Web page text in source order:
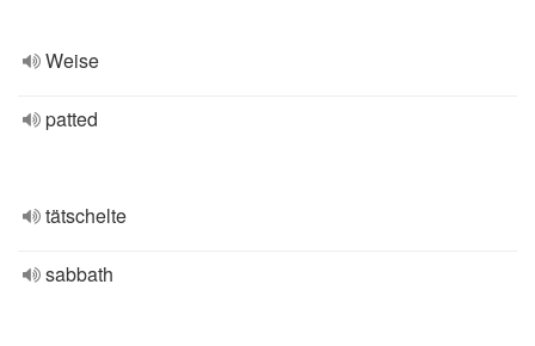
Weise
patted
tätschelte
sabbath